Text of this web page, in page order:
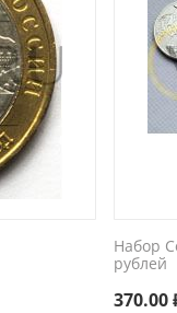
Набор
рублей
370.00